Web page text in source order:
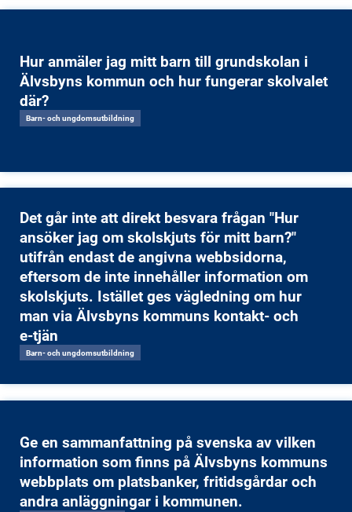
Hur anmäler jag mitt barn till grundskolan i
Älvsbyns kommun och hur fungerar skolvalet
där?
Barn- och ungdomsutbildning
Det går inte att direkt besvara frågan "Hur
ansöker jag om skolskjuts för mitt barn?"
utifrån endast de angivna webbsidorna,
eftersom de inte innehåller information om
skolskjuts. Istället ges vägledning om hur
man via Älvsbyns kommuns kontakt- och
e‑tjän
Barn- och ungdomsutbildning
Ge en sammanfattning på svenska av vilken
information som finns på Älvsbyns kommuns
webbplats om platsbanker, fritidsgårdar och
andra anläggningar i kommunen.